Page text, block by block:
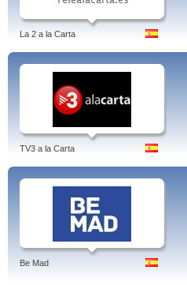
La 2 a la Carta
TV3 a la Carta
Be Mad